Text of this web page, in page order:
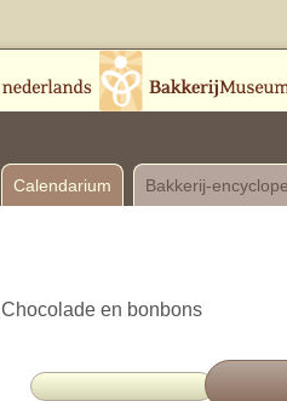
Calendarium Bakkerij-
Chocolade en bonbons